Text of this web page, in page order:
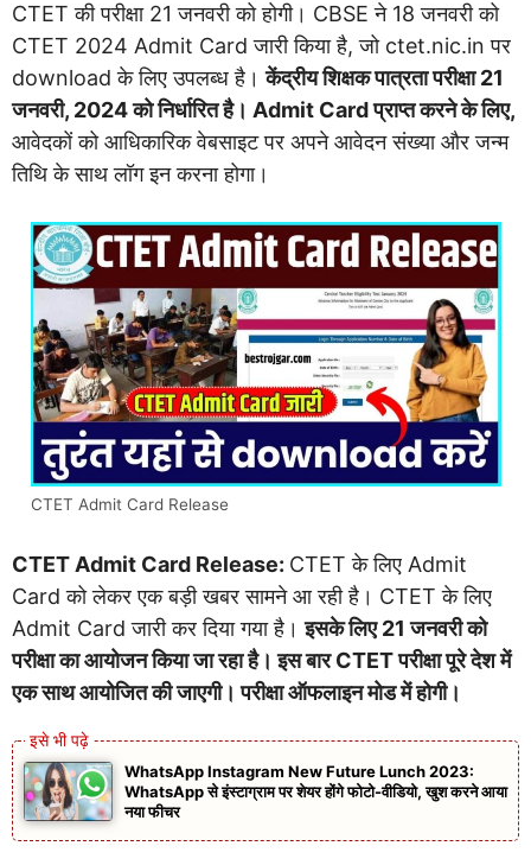
CTET की परीक्षा 21 जनवरी को होगी। CBSE ने 18 जनवरी को
CTET 2024 Admit Card जारी किया है, जो ctet.nic.in पर
download के लिए उपलब्ध है।केंद्रीय शिक्षक पात्रता परीक्षा 21
जनवरी, 2024 को निर्धारित है। Admit Card प्राप्त करने के लिए,
आवेदकों को आधिकारिक वेबसाइट पर अपने आवेदन संख्या और जन्म
तिथि के साथ लॉग इन करना होगा।
CTET Admit Card Release
CTET Admit Card Release: CTET के लिए Admit
Card को लेकर एक बड़ी खबर सामने आ रही है। CTET के लिए
Admit Card जारी कर दिया गया है।इसके लिए 21 जनवरी को
परीक्षा का आयोजन किया जा रहा है। इस बार CTET परीक्षा पूरे देश में
एक साथ आयोजित की जाएगी। परीक्षा ऑफलाइन मोड में होगी।
WhatsApp Instagram New Future Lunch 2023:
WhatsApp से इंस्टाग्राम पर शेयर होंगे फोटो-वीडियो, खुश करने आया
नया फीचर